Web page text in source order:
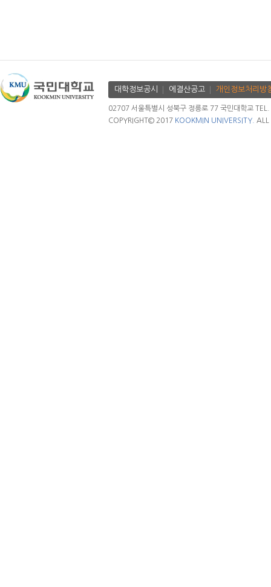
대학정보공시 에결산공고 개인정보처리방
02707 서울특별시 성북구 정릉로 77 국민대학교
COPYRIGHT© 2017 KOOKMIN UNIVERSITY. ALL